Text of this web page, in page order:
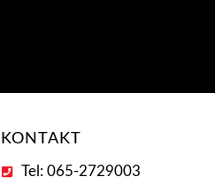
KONTAKT
Tel: 065-2729003